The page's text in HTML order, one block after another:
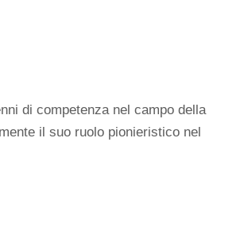
di competenza nel campo della
il suo ruolo pionieristico nel